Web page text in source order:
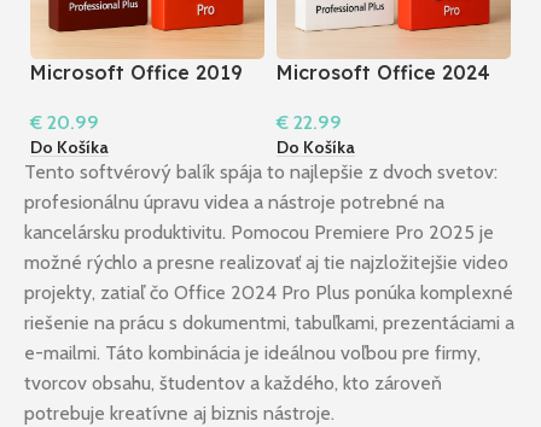
Microsoft Office 2019
Acrobat 2020 Pro I
Windows
€ 20.99
Do Košíka
Microsoft Office 2024
2020 Pro
€ 22.99
Do Košíka
Tento softvérový balík spája to najlepšie z dvoch svetov:
profesionálnu úpravu videa a nástroje potrebné na
kancelársku produktivitu. Pomocou Premiere Pro 2025 je
možné rýchlo a presne realizovať aj tie najzložitejšie video
projekty, zatiaľ čo Office 2024 Pro Plus ponúka komplexné
riešenie na prácu s dokumentmi, tabuľkami, prezentáciami a
e-mailmi. Táto kombinácia je ideálnou voľbou pre firmy,
tvorcov obsahu, študentov a každého, kto zároveň
potrebuje kreatívne aj biznis nástroje.